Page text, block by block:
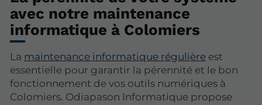
avec notre maintenance
informatique à Colomiers
La maintenance informatique régulière est
essentielle pour garantir la pérennité et le bon
fonctionnement de vos outils numériques à
Colomiers. Odiapason Informatique propose